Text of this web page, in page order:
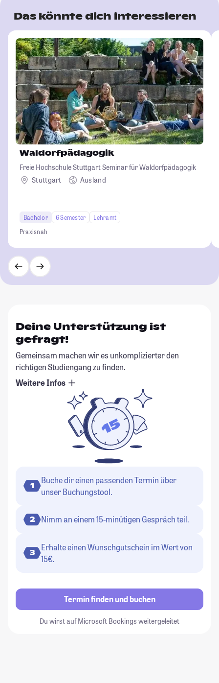
Das könnte dich interessieren
Waldorfpädagogik
Freie Hochschule Stuttgart Seminar für Waldorfpädagogik
Stuttgart
Ausland
Bachelor 6 Semester
Lehramt
Praxisnah
Deine Unterstützung ist
gefragt!
Gemeinsam machen wir es unkomplizierter den
richtigen Studiengang zu finden.
Weitere Infos
1
Buche dir einen passenden Termin über
unser Buchungstool.
2 Nimm an einem 15-minütigen Gespräch teil.
3
Erhalte einen Wunschgutschein im Wert von
15€.
Termin finden und buchen
Du wirst auf Microsoft Bookings weitergeleitet